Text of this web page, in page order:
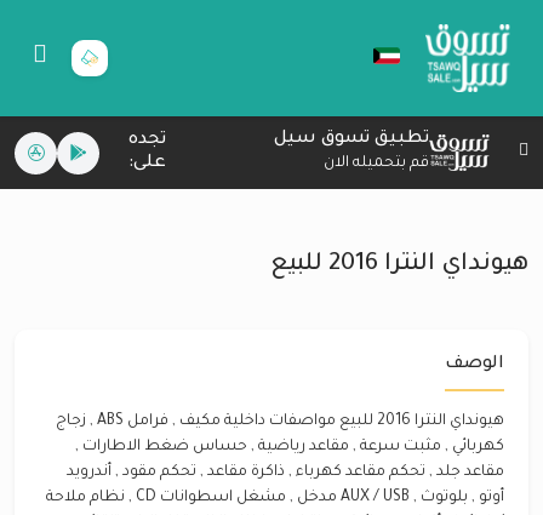
تطبيق تسوق سيل
قم بتحميله الان
تجده
على:
هيونداي النترا 2016 للبيع
الوصف
هيونداي النترا 2016 للبيع مواصفات داخلية مكيف , فرامل ABS , زجاج
كهربائي , مثبت سرعة , مقاعد رياضية , حساس ضغط الاطارات ,
مقاعد جلد , تحكم مقاعد كهرباء , ذاكرة مقاعد , تحكم مقود , أندرويد
أوتو , بلوتوث , AUX / USB مدخل , مشغل اسطوانات CD , نظام ملاحة